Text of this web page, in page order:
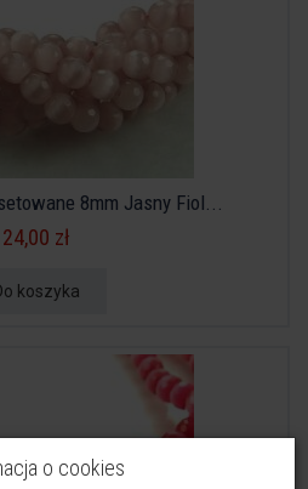
8mm Jasny Fiol...
24,00 zł
koszyka
o cookies